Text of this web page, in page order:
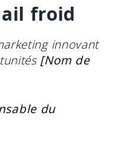
froid
innovant
[Nom de
du